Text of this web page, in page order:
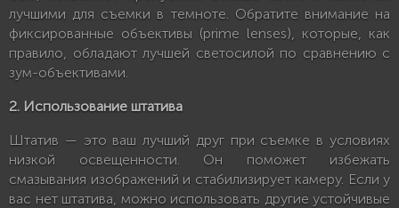
лучшими для съемки в темноте. Обратите внимание на
фиксированные объективы (prime lenses), которые, как
правило, обладают лучшей светосилой по сравнению с
зум-объективами.
2. Использование штатива
Штатив — это ваш лучший друг при съемке в условиях
низкой освещенности. Он поможет избежать
смазывания изображений и стабилизирует камеру. Если у
вас нет штатива, можно использовать другие устойчивые